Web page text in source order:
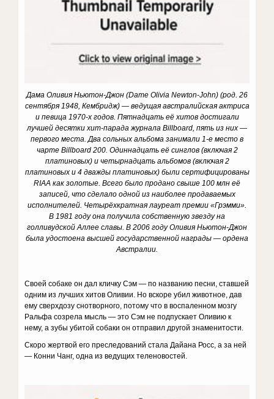
Дама Оливия Ньютон-Джон (Dame Olivia Newton-John) (род. 26
сентября 1948, Кембридж) — ведущая австралийская актриса
и певица 1970-х годов. Пятнадцать её хитов достигали
лучшей десятки хит-парада журнала Billboard, пять из них —
первого места. Два сольных альбома занимали 1-е место в
чарте Billboard 200. Одиннадцать её синглов (включая 2
платиновых) и четырнадцать альбомов (включая 2
платиновых и 4 дважды платиновых) были сертифицированы
RIAA как золотые. Всего было продано свыше 100 млн её
записей, что сделало одной из наиболее продаваемых
исполнителей. Четырёхкратная лауреат премии «Грэмми».
В 1981 году она получила собственную звезду на
голливудской Аллее славы. В 2006 году Оливия Ньютон-Джон
была удостоена высшей государственной награды — ордена
Австралии.
Своей собаке он дал кличку Сэм — по названию песни, ставшей
одним из лучших хитов Оливии. Но вскоре убил животное, дав
ему сверхдозу снотворного, потому что в воспаленном мозгу
Ральфа созрела мысль — это Сэм не подпускает Оливию к
нему, а зубы убитой собаки он отправил другой знаменитости.
Скоро жертвой его преследований стала Дайана Росс, а за ней
— Конни Чанг, одна из ведущих теленовостей.